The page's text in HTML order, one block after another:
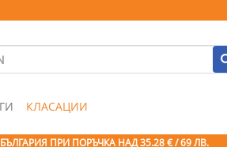
КЛАСАЦИИ
ПРИ ПОРЪЧКА НАД 35.28 € / 69 ЛВ.